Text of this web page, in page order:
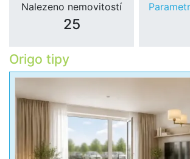
Nalezeno nemovitostí
25
Origo tipy